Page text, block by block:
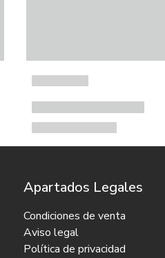
Apartados Legales
Condiciones de venta
Aviso legal
Política de privacidad